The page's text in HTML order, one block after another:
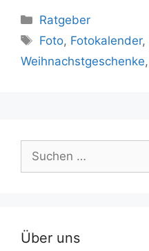
Kategorien
Ratgeber
Schlagwörter
Foto, Fotokalender,
Weihnachstgeschenke,
Suche
nach:
Über uns